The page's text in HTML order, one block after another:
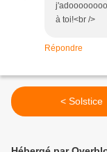
à toi!<br />
Répondre
< Solstice